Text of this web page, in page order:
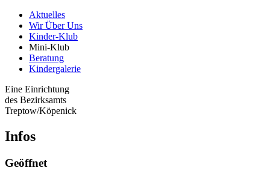
Aktuelles
Wir Über Uns
Kinder-Klub
Mini-Klub
Beratung
Kindergalerie
Eine Einrichtung
des Bezirksamts
Treptow/Köpenick
Infos
Geöffnet